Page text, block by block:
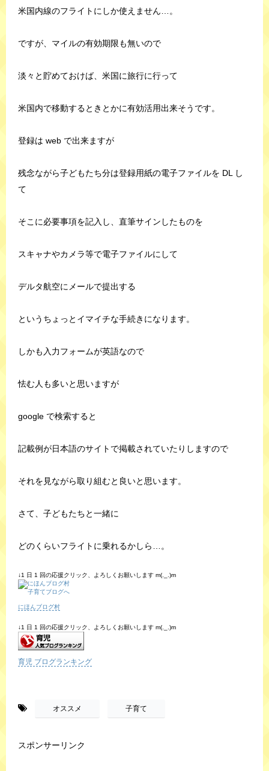
米国内線のフライトにしか使えません…。
ですが、マイルの有効期限も無いので
淡々と貯めておけば、米国に旅行に行って
米国内で移動するときとかに有効活用出来そうです。
登録は web で出来ますが
残念ながら子どもたち分は登録用紙の電子ファイルを DL し
て
そこに必要事項を記入し、直筆サインしたものを
スキャナやカメラ等で電子ファイルにして
デルタ航空にメールで提出する
というちょっとイマイチな手続きになります。
しかも入力フォームが英語なので
怯む人も多いと思いますが
google で検索すると
記載例が日本語のサイトで掲載されていたりしますので
それを見ながら取り組むと良いと思います。
さて、子どもたちと一緒に
どのくらいフライトに乗れるかしら…。
↓1 日 1 回の応援クリック、よろしくお願いします m(._.)m
にほんブログ村
↓1 日 1 回の応援クリック、よろしくお願いします m(._.)m
育児 ブログランキング
オススメ 子育て
スポンサーリンク